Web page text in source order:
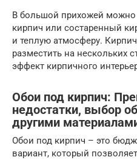
В большой прихожей можно
кирпич или состаренный
и теплую атмосферу.
разместить на нескольких
эффект кирпичного
Обои под кирпич:
недостатки, выбор
другими
Обои под кирпич – это
вариант, который